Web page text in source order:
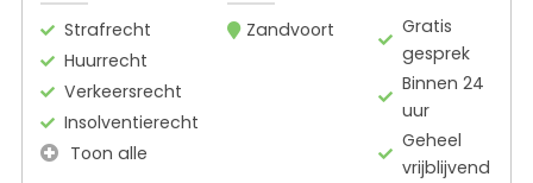
Strafrecht
Huurrecht
Verkeersrecht
Insolventierecht
Toon alle
Zandvoort
Gratis
gesprek
Binnen 24
uur
Geheel
vrijblijvend